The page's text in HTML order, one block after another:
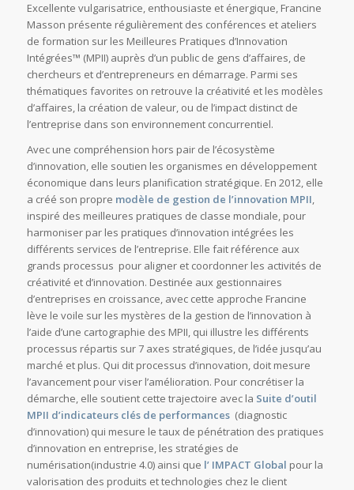
Excellente vulgarisatrice, enthousiaste et énergique, Francine
Masson présente régulièrement des conférences et ateliers
de formation sur les Meilleures Pratiques d’Innovation
Intégrées™ (MPII) auprès d’un public de gens d’affaires, de
chercheurs et d’entrepreneurs en démarrage. Parmi ses
thématiques favorites on retrouve la créativité et les modèles
d’affaires, la création de valeur, ou de l’impact distinct de
l’entreprise dans son environnement concurrentiel.
Avec une compréhension hors pair de l’écosystème
d’innovation, elle soutien les organismes en développement
économique dans leurs planification stratégique. En 2012, elle
a créé son propre modèle de gestion de l’innovation MPII,
inspiré des meilleures pratiques de classe mondiale, pour
harmoniser par les pratiques d’innovation intégrées les
différents services de l’entreprise. Elle fait référence aux
grands processus pour aligner et coordonner les activités de
créativité et d’innovation. Destinée aux gestionnaires
d’entreprises en croissance, avec cette approche Francine
lève le voile sur les mystères de la gestion de l’innovation à
l’aide d’une cartographie des MPII, qui illustre les différents
processus répartis sur 7 axes stratégiques, de l’idée jusqu’au
marché et plus. Qui dit processus d’innovation, doit mesure
l’avancement pour viser l’amélioration. Pour concrétiser la
démarche, elle soutient cette trajectoire avec la Suite d’outil
MPII d’indicateurs clés de performances (diagnostic
d’innovation) qui mesure le taux de pénétration des pratiques
d’innovation en entreprise, les stratégies de
numérisation(industrie 4.0) ainsi que l’ IMPACT Global pour la
valorisation des produits et technologies chez le client